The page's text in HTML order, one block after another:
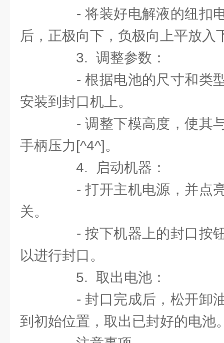
- 将装好电解液的纽扣电
后，正极向下，负极向上平放入
3. 调整参数：
- 根据电池的尺寸和类型
安装到封口机上。
- 调整下模高度，使其与
手柄压力[^4^]。
4. 启动机器：
- 打开主机电源，并点亮
关。
- 按下机器上的封口按钮
以进行封口。
5. 取出电池：
- 封口完成后，松开卸油
到初始位置，取出已封好的电池